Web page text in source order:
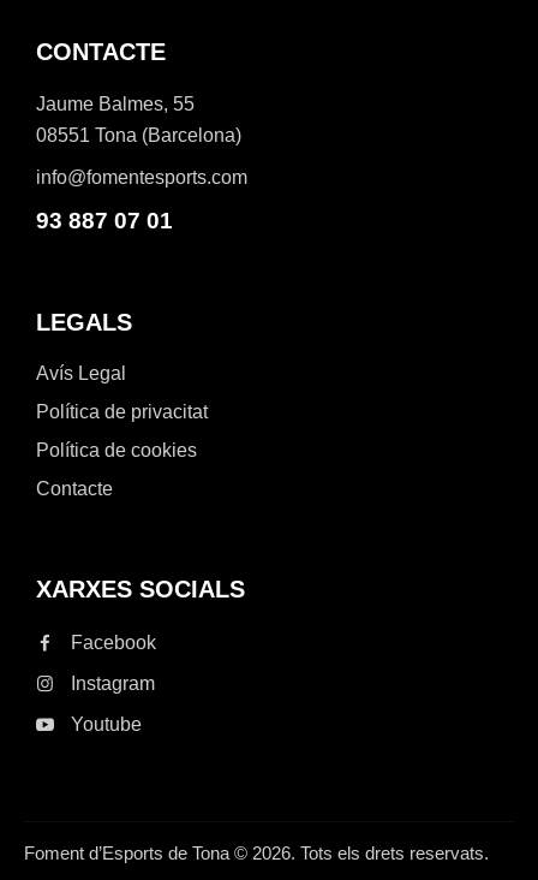
CONTACTE
Jaume Balmes, 55
08551 Tona (Barcelona)
info@fomentesports.com
93 887 07 01
LEGALS
Avís Legal
Política de privacitat
Política de cookies
Contacte
XARXES SOCIALS
Facebook
Instagram
Youtube
Foment d’Esports de Tona © 2026. Tots els drets reservats.